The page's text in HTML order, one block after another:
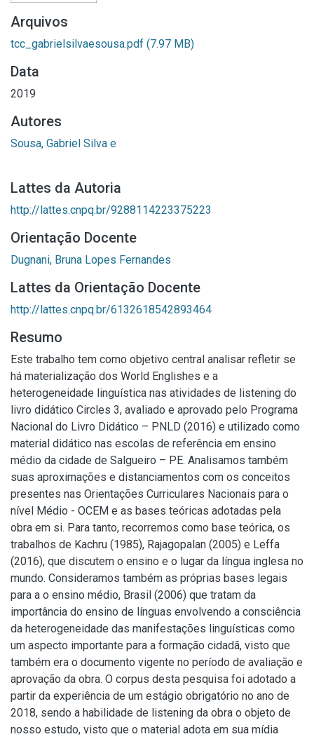
Arquivos
tcc_gabrielsilvaesousa.pdf (7.97 MB)
Data
2019
Autores
Sousa, Gabriel Silva e
Lattes da Autoria
http://lattes.cnpq.br/9288114223375223
Orientação Docente
Dugnani, Bruna Lopes Fernandes
Lattes da Orientação Docente
http://lattes.cnpq.br/6132618542893464
Resumo
Este trabalho tem como objetivo central analisar refletir se
há materialização dos World Englishes e a
heterogeneidade linguística nas atividades de listening do
livro didático Circles 3, avaliado e aprovado pelo Programa
Nacional do Livro Didático – PNLD (2016) e utilizado como
material didático nas escolas de referência em ensino
médio da cidade de Salgueiro – PE. Analisamos também
suas aproximações e distanciamentos com os conceitos
presentes nas Orientações Curriculares Nacionais para o
nível Médio - OCEM e as bases teóricas adotadas pela
obra em si. Para tanto, recorremos como base teórica, os
trabalhos de Kachru (1985), Rajagopalan (2005) e Leffa
(2016), que discutem o ensino e o lugar da língua inglesa no
mundo. Consideramos também as próprias bases legais
para a o ensino médio, Brasil (2006) que tratam da
importância do ensino de línguas envolvendo a consciência
da heterogeneidade das manifestações linguísticas como
um aspecto importante para a formação cidadã, visto que
também era o documento vigente no período de avaliação e
aprovação da obra. O corpus desta pesquisa foi adotado a
partir da experiência de um estágio obrigatório no ano de
2018, sendo a habilidade de listening da obra o objeto de
nosso estudo, visto que o material adota em sua mídia